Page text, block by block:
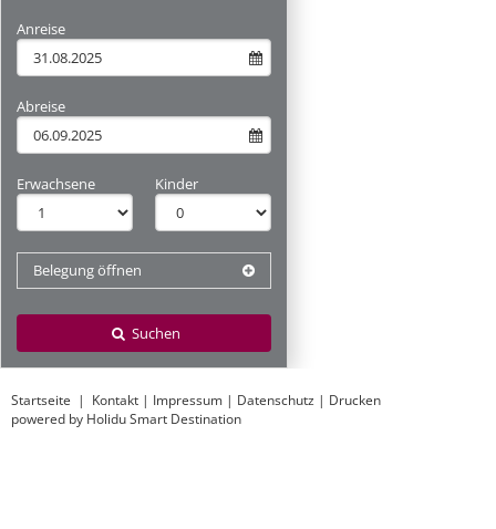
Anreise
Abreise
Erwachsene Kinder
Belegung öffnen
Suchen
Startseite | Kontakt | Impressum | Datenschutz | Drucken
powered by Holidu Smart Destination